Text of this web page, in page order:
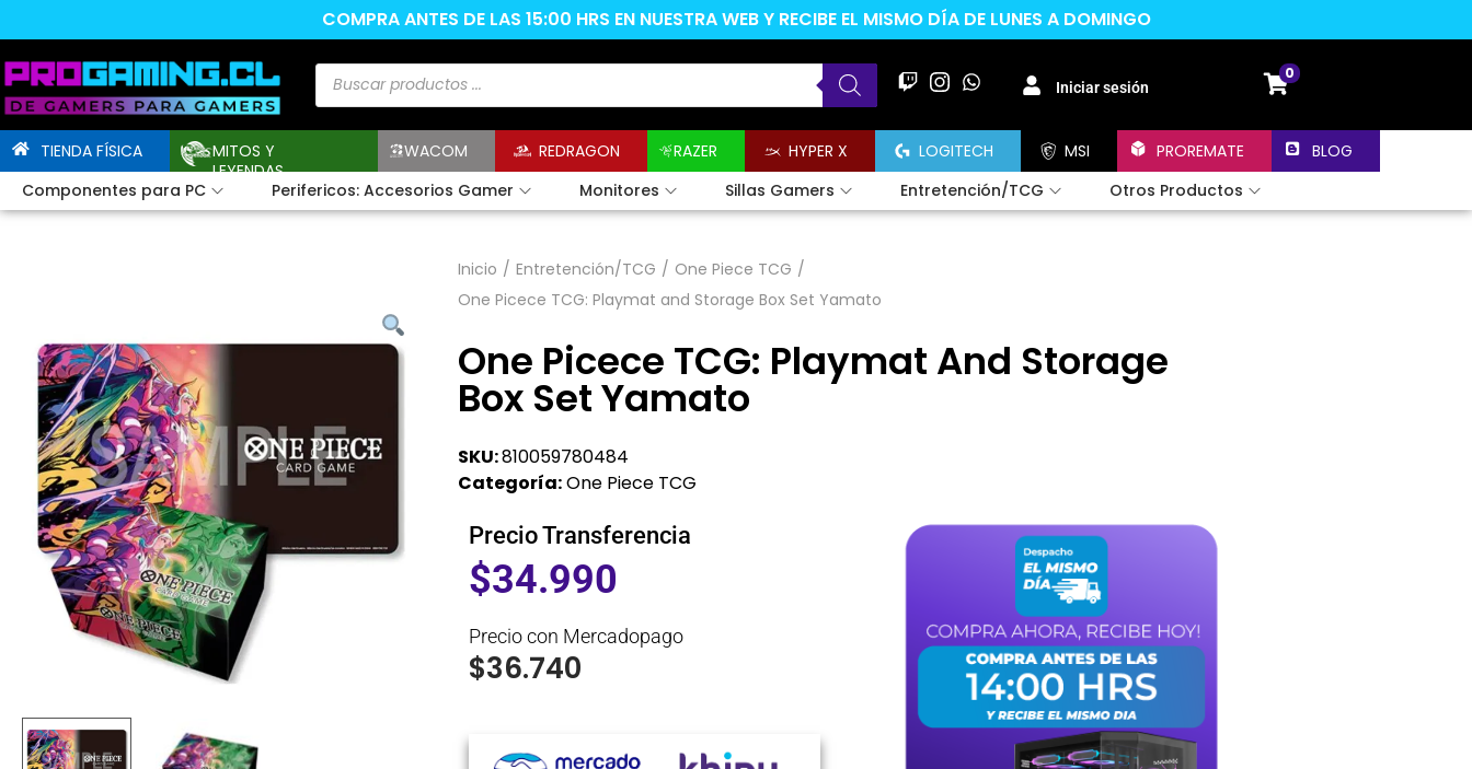
COMPRA ANTES DE LAS 15:00 HRS EN NUESTRA WEB Y RECIBE EL MISMO DÍA DE LUNES A DOMINGO
Iniciar sesión
0
TIENDA FÍSICA
MITOS Y
LEYENDAS
WACOM REDRAGON RAZER HYPER X LOGITECH MSI PROREMATE
BLOG
Componentes para PC
Perifericos: Accesorios Gamer Monitores Sillas Gamers Entretención/TCG Otros Productos
Inicio / Entretención/TCG / One Piece TCG /
One Picece TCG: Playmat and Storage Box Set Yamato
One Picece TCG: Playmat And Storage
Box Set Yamato
SKU:810059780484
Categoría:One Piece TCG
Precio Transferencia
$34.990
Precio con Mercadopago
$36.740